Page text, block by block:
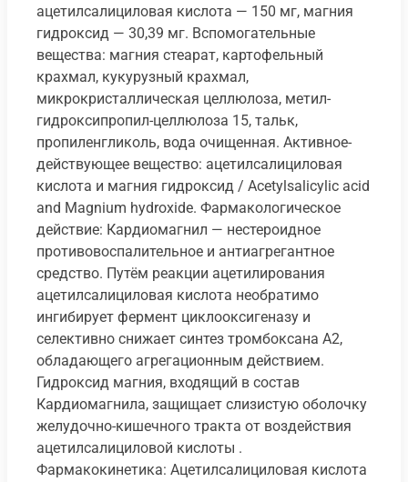
ацетилсалициловая кислота — 150 мг, магния
гидроксид — 30,39 мг. Вспомогательные
вещества: магния стеарат, картофельный
крахмал, кукурузный крахмал,
микрокристаллическая целлюлоза, метил-
гидроксипропил-целлюлоза 15, тальк,
пропиленгликоль, вода очищенная. Активное-
действующее вещество: ацетилсалициловая
кислота и магния гидроксид / Acetylsalicylic acid
and Magnium hydroxide. Фармакологическое
действие: Кардиомагнил — нестероидное
противовоспалительное и антиагрегантное
средство. Путём реакции ацетилирования
ацетилсалициловая кислота необратимо
ингибирует фермент циклооксигеназу и
селективно снижает синтез тромбоксана А2,
обладающего агрегационным действием.
Гидроксид магния, входящий в состав
Кардиомагнила, защищает слизистую оболочку
желудочно-кишечного тракта от воздействия
ацетилсалициловой кислоты .
Фармакокинетика: Ацетилсалициловая кислота